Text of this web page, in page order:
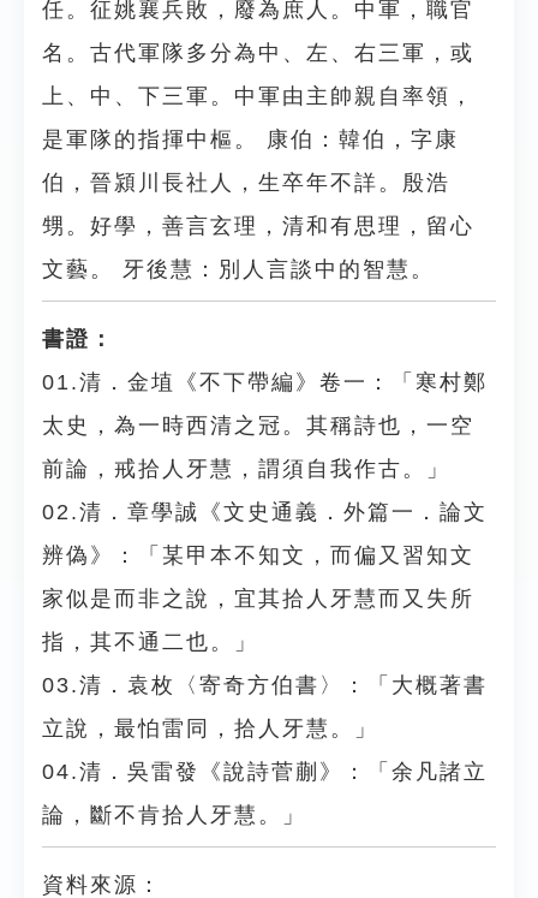
任。征姚襄兵敗，廢為庶人。中軍，職官
名。古代軍隊多分為中、左、右三軍，或
上、中、下三軍。中軍由主帥親自率領，
是軍隊的指揮中樞。 康伯：韓伯，字康
伯，晉潁川長社人，生卒年不詳。殷浩
甥。好學，善言玄理，清和有思理，留心
文藝。 牙後慧：別人言談中的智慧。
書證：
01.清．金埴《不下帶編》卷一：「寒村鄭
太史，為一時西清之冠。其稱詩也，一空
前論，戒拾人牙慧，謂須自我作古。」
02.清．章學誠《文史通義．外篇一．論文
辨偽》：「某甲本不知文，而偏又習知文
家似是而非之說，宜其拾人牙慧而又失所
指，其不通二也。」
03.清．袁枚〈寄奇方伯書〉：「大概著書
立說，最怕雷同，拾人牙慧。」
04.清．吳雷發《說詩菅蒯》：「余凡諸立
論，斷不肯拾人牙慧。」
資料來源：